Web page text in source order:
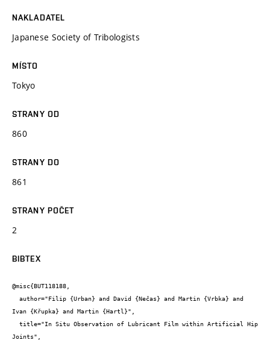
NAKLADATEL
Japanese Society of Tribologists
MÍSTO
Tokyo
STRANY OD
860
STRANY DO
861
STRANY POČET
2
BIBTEX
@misc{BUT118188,
Ivan {Křupka} and Martin {Hartl}",
Joints",